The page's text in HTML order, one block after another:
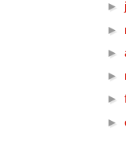
►
►
►
►
►
►